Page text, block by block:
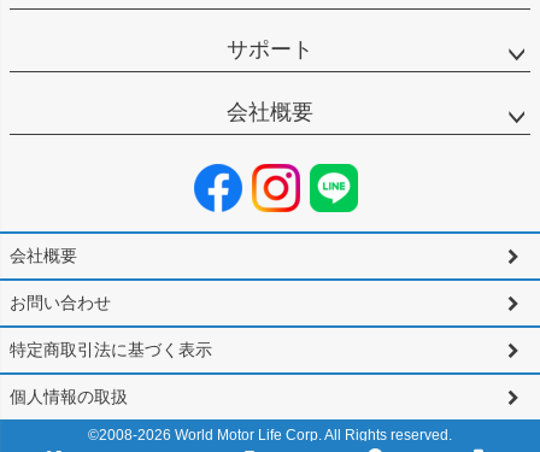
サポート
会社概要
会社概要
お問い合わせ
特定商取引法に基づく表示
個人情報の取扱
©2008-2026 World Motor Life Corp. All Rights reserved.